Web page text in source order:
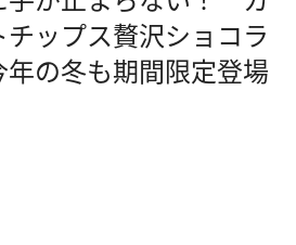
ップス贅沢ショコラ
の冬も期間限定登場